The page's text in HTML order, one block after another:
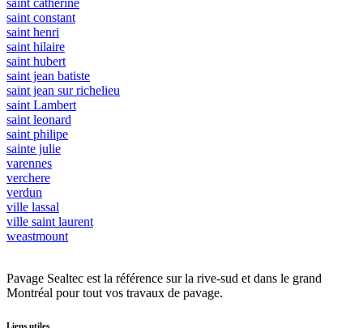
saint constant
saint henri
saint hilaire
saint hubert
saint jean batiste
saint jean sur richelieu
saint Lambert
saint leonard
saint philipe
sainte julie
varennes
verchere
verdun
ville lassal
ville saint laurent
weastmount
Pavage Sealtec est la référence sur la rive-sud et dans le grand
Montréal pour tout vos travaux de pavage.
Liens utiles